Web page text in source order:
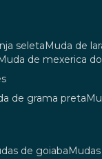
seleta muda de
muda de mexerica
de grama preta
de goiaba